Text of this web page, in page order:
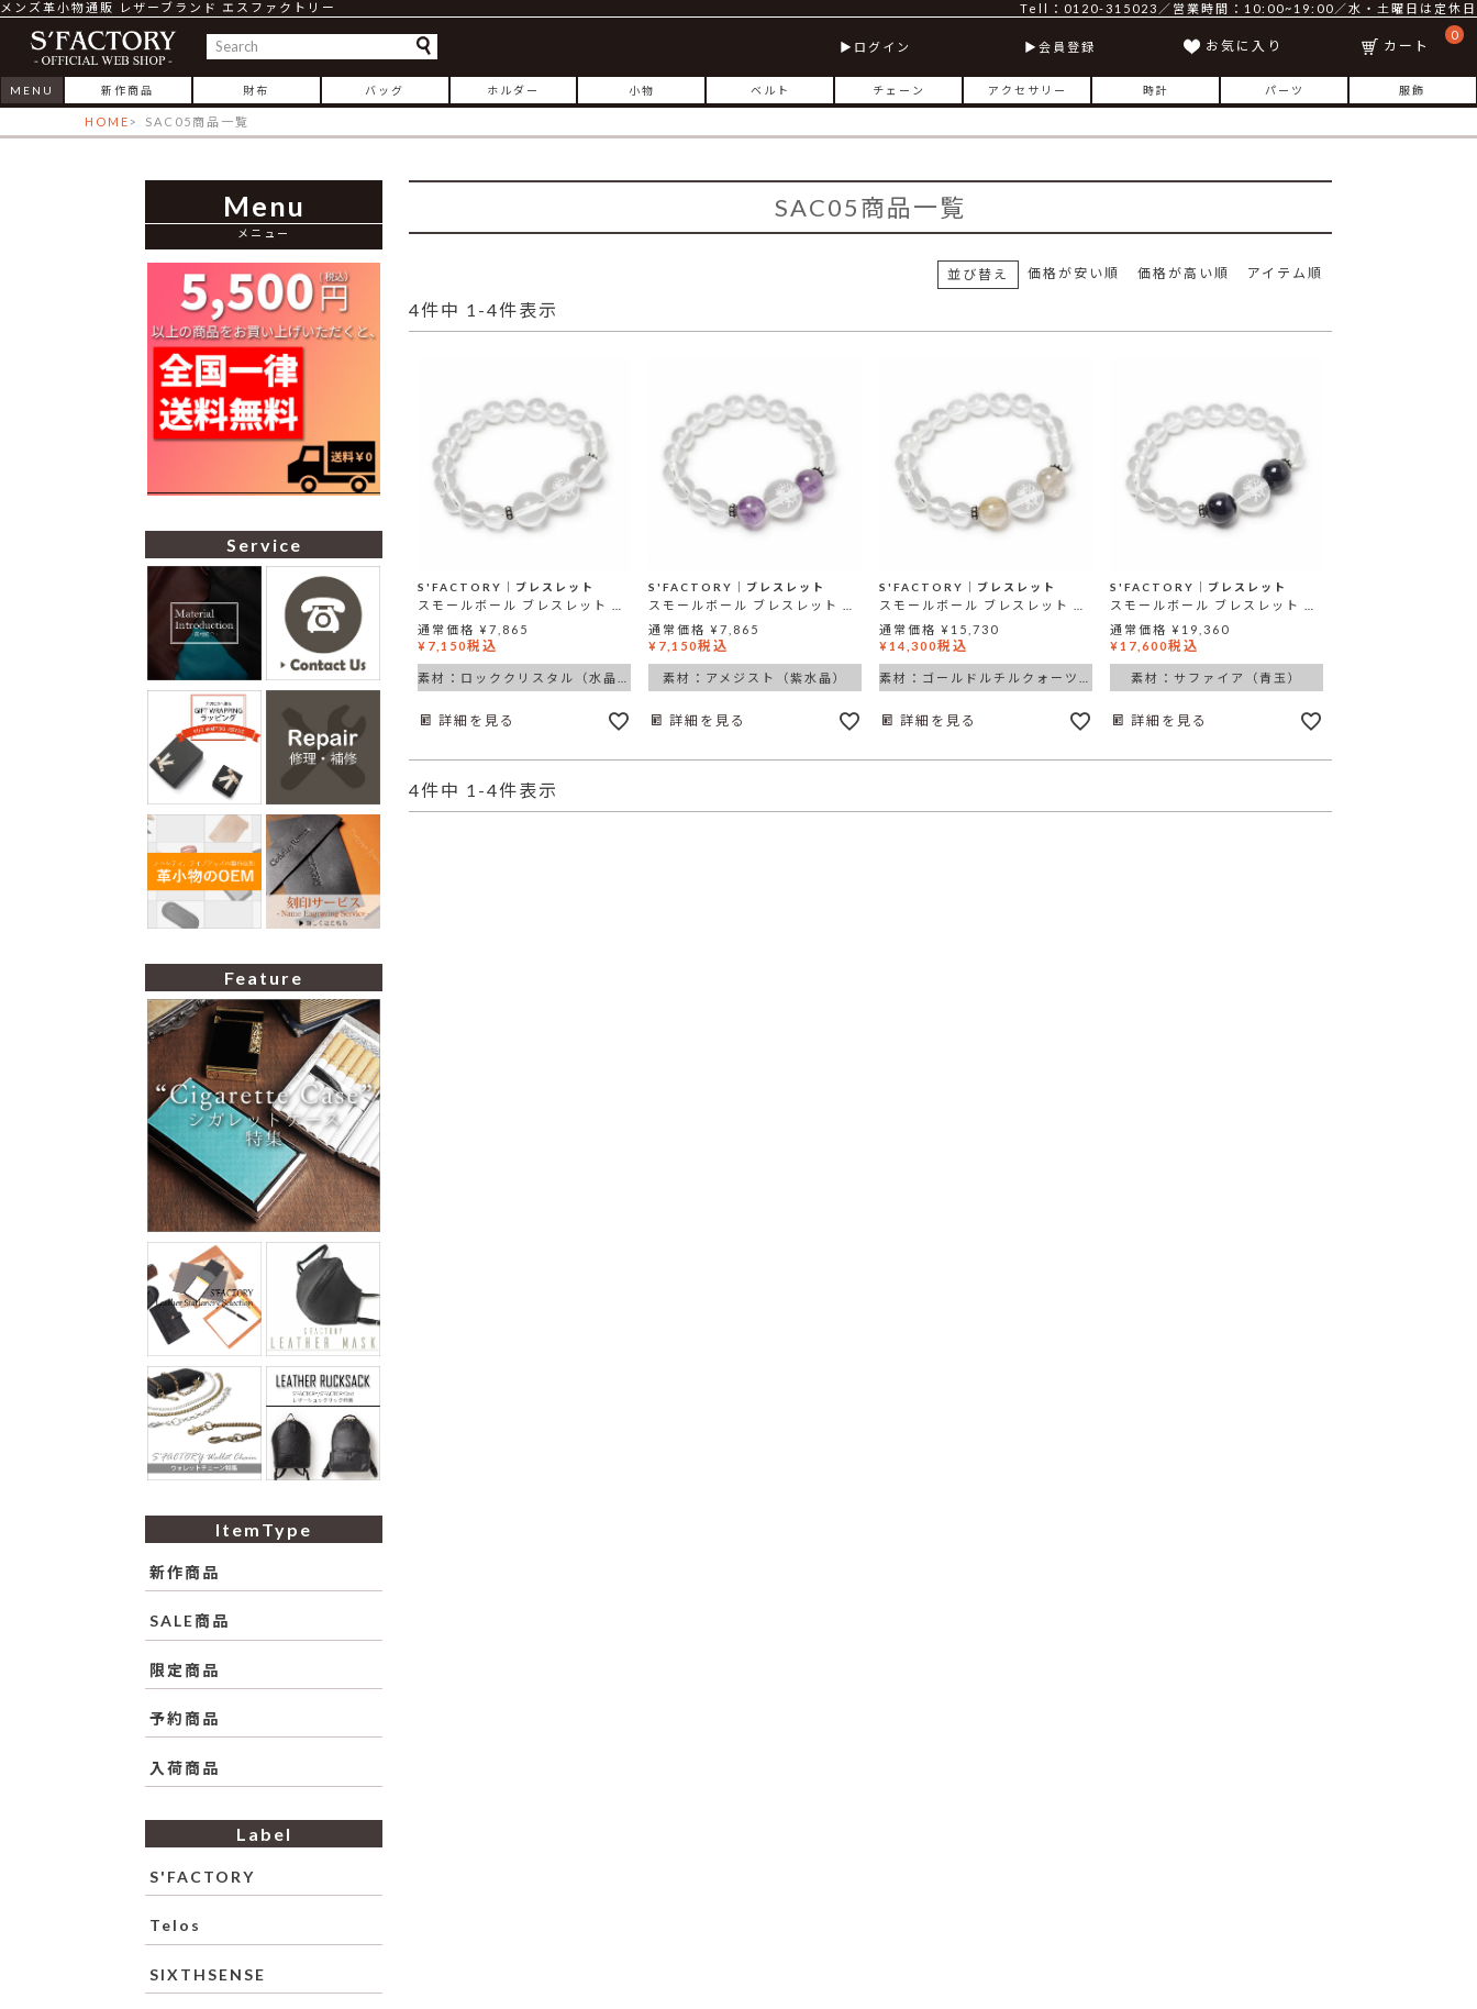
メンズ革小物通販 レザーブランド エスファクトリー Tell：0120-315023／営業時間：10:00~19:00／水・土曜日は定休日
ログイン 会員登録 お気に入り
0
カート
MENU 新作商品 財布 バッグ ホルダー 小物 ベルト チェーン アクセサリー 時計 パーツ 服飾
HOME SAC05商品一覧
Menu
メニュー
Service
Feature
ItemType
新作商品
SALE商品
限定商品
予約商品
入荷商品
Label
S'FACTORY
Telos
SIXTHSENSE
SAC05商品一覧
並び替え 価格が安い順 価格が高い順 アイテム順
4件中 1 -4件表示
S'FACTORY│ブレスレット
通常価格 ¥ 7,865
¥ 7,150税込
詳細を見る
S'FACTORY│ブレスレット
通常価格 ¥ 7,865
¥ 7,150税込
素材：アメジスト（紫水晶）
詳細を見る
S'FACTORY│ブレスレット
通常価格 ¥ 15,730
¥14,300税込
詳細を見る
S'FACTORY│ブレスレット
通常価格 ¥ 19,360
¥17,600税込
素材：サファイア（青玉）
詳細を見る
4件中 1 -4件表示